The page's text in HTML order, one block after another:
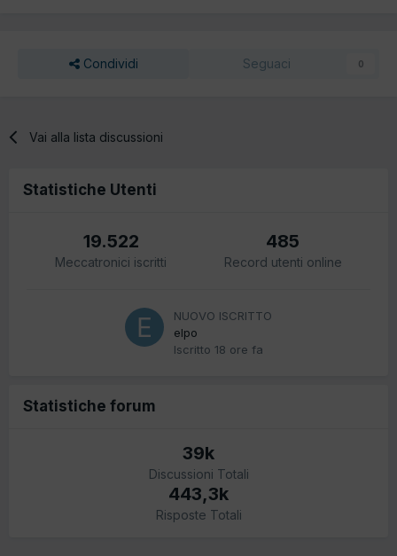
Condividi Seguaci 0
Vai alla lista discussioni
Statistiche Utenti
19.522
Meccatronici iscritti
485
Record utenti online
NUOVO ISCRITTO
elpo
Iscritto 18 ore fa
Statistiche forum
39k
Discussioni Totali
443,3k
Risposte Totali